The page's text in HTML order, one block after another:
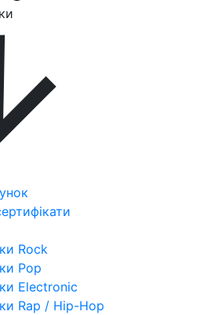
Rock
Pop
Electronic
Rap / Hip-Hop